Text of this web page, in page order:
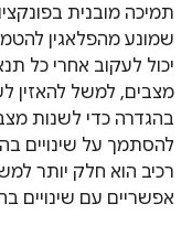
שמונע מהפלאגין
יכול לעקוב אחרי כל
מצבים, למשל להאזין
בהגדרה כדי לשנות
להסתמך על שינויים
רכיב הוא חלק יותר
אפשריים עם שינויים